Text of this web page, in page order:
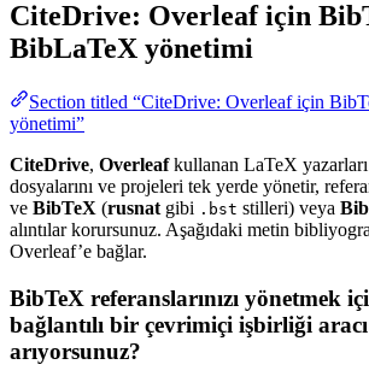
CiteDrive: Overleaf için
BibLaTeX yönetimi
Section titled “CiteDrive: Overleaf için
yönetimi”
CiteDrive, Overleafkullanan LaTeX
dosyalarını ve projeleri tek yerde yönetir,
ve BibTeX (rusnat gibi .bst stilleri) veya
alıntılar korursunuz. Aşağıdaki metin
Overleaf’e bağlar.
BibTeX referanslarınızı yönetmek
bağlantılı bir çevrimiçi işbirliği aracı
arıyorsunuz?